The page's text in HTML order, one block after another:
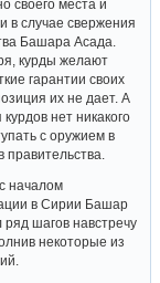
своего места и
в случае свержения
Башара Асада.
курды желают
гарантии своих
их не дает. А
курдов нет никакого
с оружием в
правительства.
началом
в Сирии Башар
ряд шагов навстречу
некоторые из